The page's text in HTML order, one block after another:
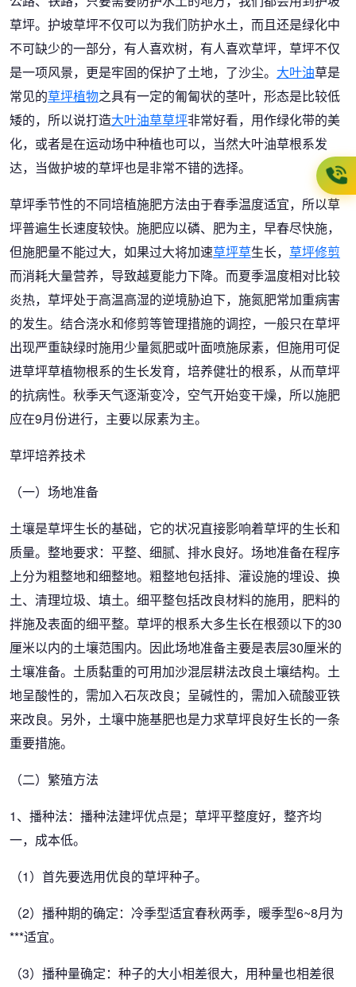
草坪。护坡草坪不仅可以为我们防护水土，而且还是绿化中
不可缺少的一部分，有人喜欢树，有人喜欢草坪，草坪不仅
是一项风景，更是牢固的保护了土地，了沙尘。 大叶油草是
常见的草坪植物之具有一定的匍匐状的茎叶，形态是比较低
矮的，所以说打造大叶油草草坪非常好看，用作绿化带的美
化，或者是在运动场中种植也可以，当然大叶油草根系发
达，当做护坡的草坪也是非常不错的选择。
草坪季节性的不同培植施肥方法由于春季温度适宜，所以草
坪普遍生长速度较快。施肥应以磷、肥为主，早春尽快施，
但施肥量不能过大，如果过大将加速草坪草生长， 草坪修剪
而消耗大量营养，导致越夏能力下降。而夏季温度相对比较
炎热，草坪处于高温高湿的逆境胁迫下，施氮肥常加重病害
的发生。结合浇水和修剪等管理措施的调控，一般只在草坪
出现严重缺绿时施用少量氮肥或叶面喷施尿素，但施用可促
进草坪草植物根系的生长发育，培养健壮的根系，从而草坪
的抗病性。秋季天气逐渐变冷，空气开始变干燥，所以施肥
应在9月份进行，主要以尿素为主。
草坪培养技术
（一）场地准备
土壤是草坪生长的基础，它的状况直接影响着草坪的生长和
质量。整地要求：平整、细腻、排水良好。场地准备在程序
上分为粗整地和细整地。粗整地包括排、灌设施的埋设、换
土、清理垃圾、填土。细平整包括改良材料的施用，肥料的
拌施及表面的细平整。草坪的根系大多生长在根颈以下的30
厘米以内的土壤范围内。因此场地准备主要是表层30厘米的
土壤准备。土质黏重的可用加沙混层耕法改良土壤结构。土
地呈酸性的，需加入石灰改良；呈碱性的，需加入硫酸亚铁
来改良。另外，土壤中施基肥也是力求草坪良好生长的一条
重要措施。
（二）繁殖方法
1、播种法：播种法建坪优点是；草坪平整度好，整齐均
一，成本低。
（1）首先要选用优良的草坪种子。
（2）播种期的确定：冷季型适宜春秋两季，暖季型6~8月为
***适宜。
（3）播种量确定：种子的大小相差很大，用种量也相差很